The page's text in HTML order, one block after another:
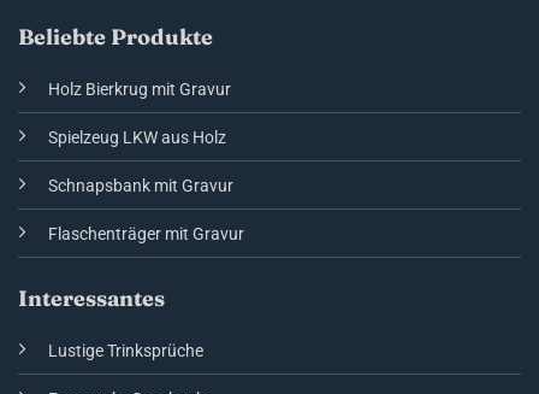
Beliebte Produkte
Holz Bierkrug mit Gravur
Spielzeug LKW aus Holz
Schnapsbank mit Gravur
Flaschenträger mit Gravur
Interessantes
Lustige Trinksprüche